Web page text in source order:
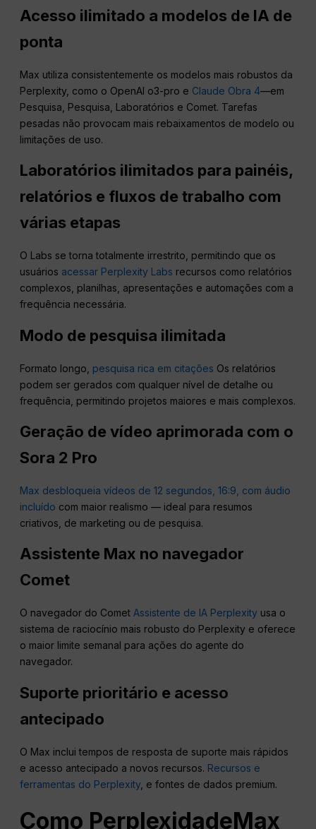
Acesso ilimitado a modelos de IA de
ponta
Max utiliza consistentemente os modelos mais robustos da
Perplexity, como o OpenAI o3-pro e Claude Obra 4—em
Pesquisa, Pesquisa, Laboratórios e Comet. Tarefas
pesadas não provocam mais rebaixamentos de modelo ou
limitações de uso.
Laboratórios ilimitados para painéis,
relatórios e fluxos de trabalho com
várias etapas
O Labs se torna totalmente irrestrito, permitindo que os
usuários acessar Perplexity Labs recursos como relatórios
complexos, planilhas, apresentações e automações com a
frequência necessária.
Modo de pesquisa ilimitada
Formato longo, pesquisa rica em citações Os relatórios
podem ser gerados com qualquer nível de detalhe ou
frequência, permitindo projetos maiores e mais complexos.
Geração de vídeo aprimorada com o
Sora 2 Pro
Max desbloqueia vídeos de 12 segundos, 16:9, com áudio
incluído com maior realismo — ideal para resumos
criativos, de marketing ou de pesquisa.
Assistente Max no navegador
Comet
O navegador do CometAssistente de IA Perplexity usa o
sistema de raciocínio mais robusto do Perplexity e oferece
o maior limite semanal para ações do agente do
navegador.
Suporte prioritário e acesso
antecipado
O Max inclui tempos de resposta de suporte mais rápidos
e acesso antecipado a novos recursos. Recursos e
ferramentas do Perplexity, e fontes de dados premium.
Como PerplexidadeMax